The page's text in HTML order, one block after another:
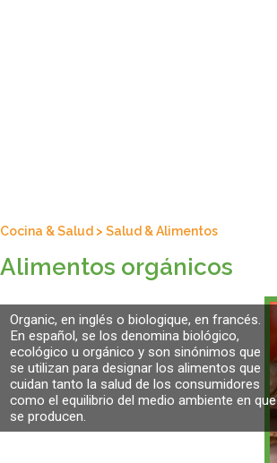
Cocina & Salud > Salud & Alimentos
Alimentos orgánicos
Organic, en inglés o biologique, en francés.
En español, se los denomina biológico,
ecológico u orgánico y son sinónimos que
se utilizan para designar los alimentos que
cuidan tanto la salud de los consumidores
como el equilibrio del medio ambiente en que
se producen.